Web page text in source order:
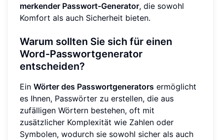
merkender Passwort-Generator, die sowohl
Komfort als auch Sicherheit bieten.
Warum sollten Sie sich für einen
Word-Passwortgenerator
entscheiden?
Ein Wörter des Passwortgenerators ermöglicht
es Ihnen, Passwörter zu erstellen, die aus
zufälligen Wörtern bestehen, oft mit
zusätzlicher Komplexität wie Zahlen oder
Symbolen, wodurch sie sowohl sicher als auch